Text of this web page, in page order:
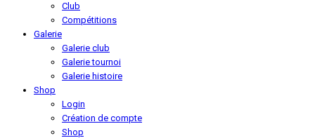
Club
Compétitions
Galerie
Galerie club
Galerie tournoi
Galerie histoire
Shop
Login
Création de compte
Shop